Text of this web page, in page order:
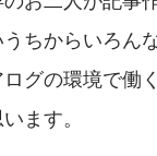
ちからいろん
グの環境で働
ます。